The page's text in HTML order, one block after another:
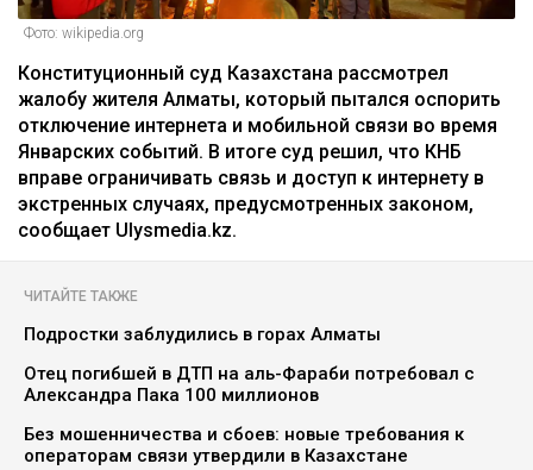
Фото: wikipedia.org
Конституционный суд Казахстана рассмотрел
жалобу жителя Алматы, который пытался оспорить
отключение интернета и мобильной связи во время
Январских событий. В итоге суд решил, что КНБ
вправе ограничивать связь и доступ к интернету в
экстренных случаях, предусмотренных законом,
сообщает Ulysmedia.kz.
ЧИТАЙТЕ ТАКЖЕ
Подростки заблудились в горах Алматы
Отец погибшей в ДТП на аль-Фараби потребовал с
Александра Пака 100 миллионов
Без мошенничества и сбоев: новые требования к
операторам связи утвердили в Казахстане